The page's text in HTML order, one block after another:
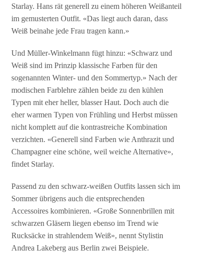
Starlay. Hans rät generell zu einem höheren Weißanteil
im gemusterten Outfit. «Das liegt auch daran, dass
Weiß beinahe jede Frau tragen kann.»
Und Müller-Winkelmann fügt hinzu: «Schwarz und
Weiß sind im Prinzip klassische Farben für den
sogenannten Winter- und den Sommertyp.» Nach der
modischen Farblehre zählen beide zu den kühlen
Typen mit eher heller, blasser Haut. Doch auch die
eher warmen Typen von Frühling und Herbst müssen
nicht komplett auf die kontrastreiche Kombination
verzichten. «Generell sind Farben wie Anthrazit und
Champagner eine schöne, weil weiche Alternative»,
findet Starlay.
Passend zu den schwarz-weißen Outfits lassen sich im
Sommer übrigens auch die entsprechenden
Accessoires kombinieren. «Große Sonnenbrillen mit
schwarzen Gläsern liegen ebenso im Trend wie
Rucksäcke in strahlendem Weiß», nennt Stylistin
Andrea Lakeberg aus Berlin zwei Beispiele.